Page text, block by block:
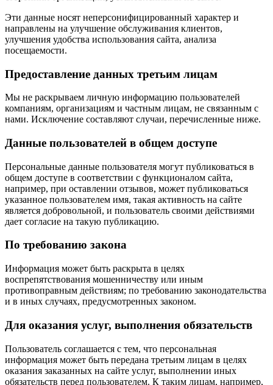
Эти данные носят неперсонифицированный характер и
направлены на улучшение обслуживания клиентов,
улучшения удобства использования сайта, анализа
посещаемости.
Предоставление данных третьим лицам
Мы не раскрываем личную информацию пользователей
компаниям, организациям и частным лицам, не связанным с
нами. Исключение составляют случаи, перечисленные ниже.
Данные пользователей в общем доступе
Персональные данные пользователя могут публиковаться в
общем доступе в соответствии с функционалом сайта,
например, при оставлении отзывов, может публиковаться
указанное пользователем имя, такая активность на сайте
является добровольной, и пользователь своими действиями
дает согласие на такую публикацию.
По требованию закона
Информация может быть раскрыта в целях
воспрепятствования мошенничеству или иным
противоправным действиям; по требованию законодательства
и в иных случаях, предусмотренных законом.
Для оказания услуг, выполнения обязательств
Пользователь соглашается с тем, что персональная
информация может быть передана третьим лицам в целях
оказания заказанных на сайте услуг, выполнении иных
обязательств перед пользователем. К таким лицам, например,